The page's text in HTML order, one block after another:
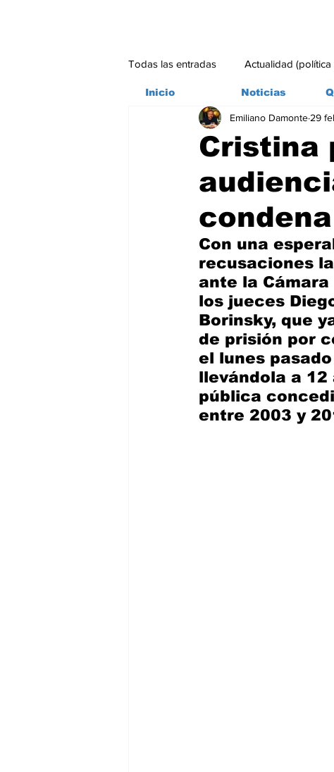
Todas las entradas Actualidad (política
Ambiente Editorial
Cristina
Emiliano Damonte 29
Con una
recusaciones
ante la
los jueces
Borinsky, que
de prisión por
el lunes
llevándola a
pública
entre 2003 y
Inicio Noticias